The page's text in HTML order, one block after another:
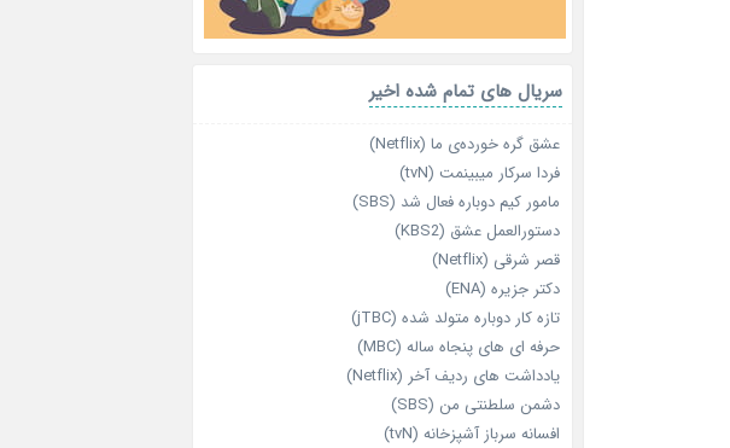
سریال های تمام شده اخیر
عشق گره خورده‌ی ما (Netflix)
فردا سرکار میبینمت (tvN)
مامور کیم دوباره فعال شد (SBS)
دستورالعمل عشق (KBS2)
قصر شرقی (Netflix)
دکتر جزیره (ENA)
تازه‌ کار دوباره‌ متولد شده (jTBC)
حرفه‌ ای‌ های پنجاه‌ ساله (MBC)
یادداشت‌ های ردیف آخر (Netflix)
دشمن سلطنتی من (SBS)
افسانه سرباز آشپزخانه (tvN)